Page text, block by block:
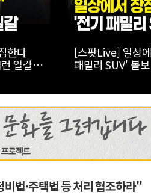
말로만
[실전! 해외주식]
AADX의 경쟁력
법·주택법 등 처리 협조하라"